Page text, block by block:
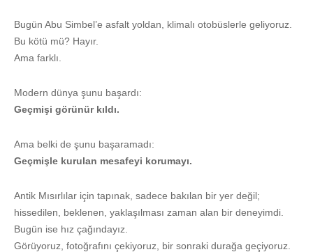
Bugün Abu Simbel’e asfalt yoldan, klimalı otobüslerle geliyoruz.
Bu kötü mü? Hayır.
Ama farklı.
Modern dünya şunu başardı:
Geçmişi görünür kıldı.
Ama belki de şunu başaramadı:
Geçmişle kurulan mesafeyi korumayı.
Antik Mısırlılar için tapınak, sadece bakılan bir yer değil;
hissedilen, beklenen, yaklaşılması zaman alan bir deneyimdi.
Bugün ise hız çağındayız.
Görüyoruz, fotoğrafını çekiyoruz, bir sonraki durağa geçiyoruz.